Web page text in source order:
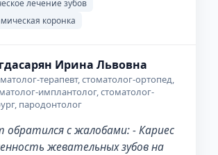
лечение зубов
коронка
Ирина Львовна
терапевт, стоматолог-ортопед,
имплантолог, стоматолог-
пародонтолог
обратился с жалобами: - Кариес
жевательных зубов на